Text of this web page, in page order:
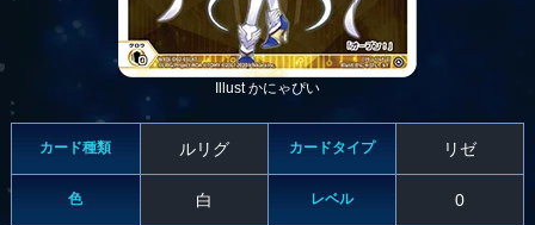
Illust かにゃぴい
カード種類 ルリグ カードタイプ リゼ
色 白 レベル 0